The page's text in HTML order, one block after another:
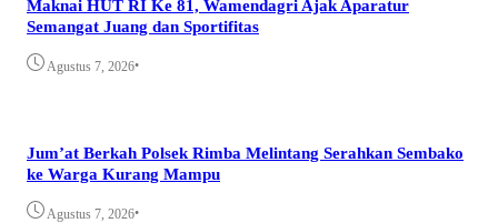
Maknai HUT RI Ke 81, Wamendagri Ajak Aparatur
Semangat Juang dan Sportifitas
Agustus 7, 2026•
Jum’at Berkah Polsek Rimba Melintang Serahkan Sembako
ke Warga Kurang Mampu
Agustus 7, 2026•